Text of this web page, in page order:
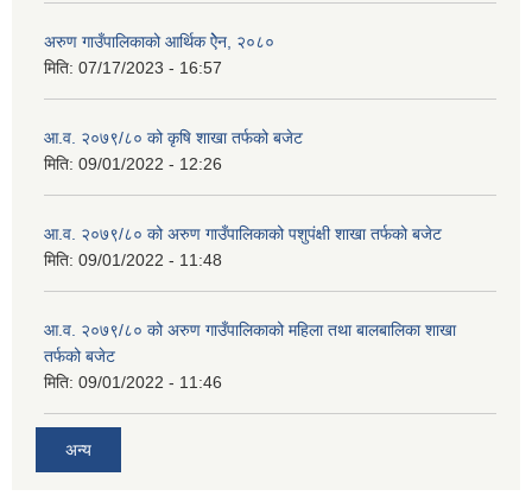
अरुण गाउँपालिकाको आर्थिक ऐेन, २०८०
मिति: 07/17/2023 - 16:57
आ.व. २०७९/८० को कृषि शाखा तर्फको बजेट
मिति: 09/01/2022 - 12:26
आ.व. २०७९/८० को अरुण गाउँपालिकाको पशुपंक्षी शाखा तर्फको बजेट
मिति: 09/01/2022 - 11:48
आ.व. २०७९/८० को अरुण गाउँपालिकाको महिला तथा बालबालिका शाखा
तर्फको बजेट
मिति: 09/01/2022 - 11:46
अन्य